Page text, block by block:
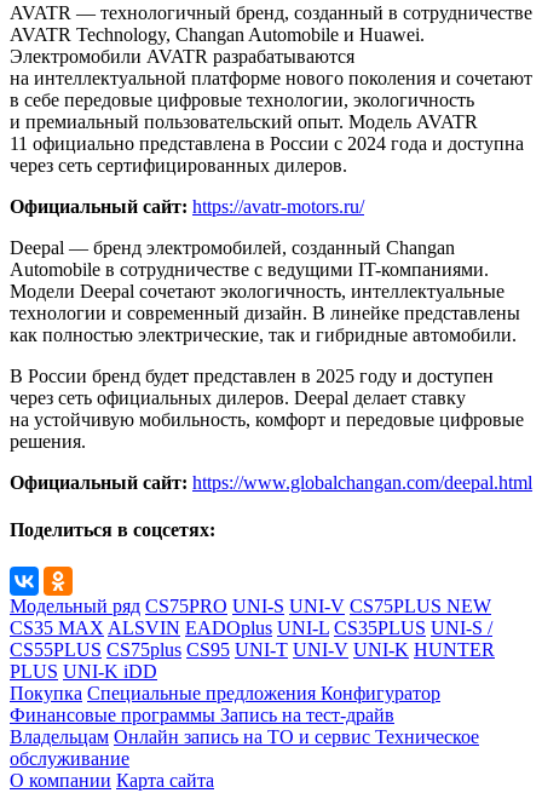
AVATR — технологичный бренд, созданный в сотрудничестве
AVATR Technology, Changan Automobile и Huawei.
Электромобили AVATR разрабатываются
на интеллектуальной платформе нового поколения и сочетают
в себе передовые цифровые технологии, экологичность
и премиальный пользовательский опыт. Модель AVATR
11 официально представлена в России с 2024 года и доступна
через сеть сертифицированных дилеров.
Официальный сайт: https://avatr-motors.ru/
Deepal — бренд электромобилей, созданный Changan
Automobile в сотрудничестве с ведущими IT-компаниями.
Модели Deepal сочетают экологичность, интеллектуальные
технологии и современный дизайн. В линейке представлены
как полностью электрические, так и гибридные автомобили.
В России бренд будет представлен в 2025 году и доступен
через сеть официальных дилеров. Deepal делает ставку
на устойчивую мобильность, комфорт и передовые цифровые
решения.
Официальный сайт: https://www.globalchangan.com/deepal.html
Поделиться в соцсетях:
Модельный ряд CS75PRO UNI-S UNI-V CS75PLUS NEW
CS35 MAX ALSVIN EADOplus UNI-L CS35PLUS UNI-S /
CS55PLUS CS75plus CS95 UNI-T UNI-V UNI-K HUNTER
PLUS UNI-K iDD
Покупка Специальные предложения Конфигуратор
Финансовые программы Запись на тест-драйв
Владельцам Онлайн запись на ТО и сервис Техническое
обслуживание
О компании Карта сайта